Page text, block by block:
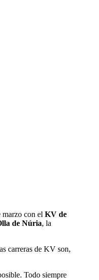
con el KV de
de Núria, la
carreras de KV son,
Todo siempre